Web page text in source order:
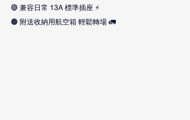
🟣 兼容日常 13A 標準插座 ⚡
🟤 附送收納用航空箱 輕鬆轉場 🚛